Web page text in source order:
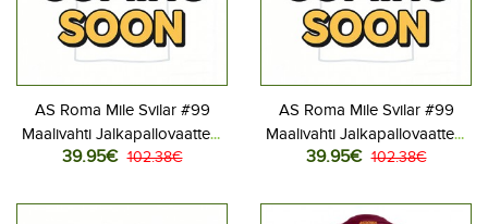
AS Roma Mile Svilar #99
Maalivahti Jalkapallovaatteet
Kotipaita 2025-26
39.95€ 102.38€
AS Roma Mile Svilar #99
Maalivahti Jalkapallovaatteet
Vieraspaita 2025-26
39.95€ 102.38€